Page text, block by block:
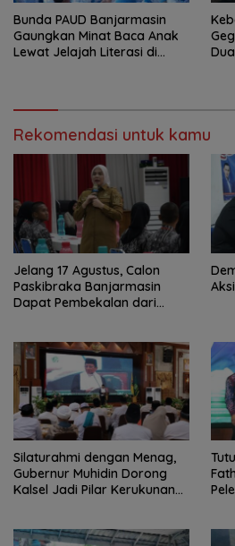
Bunda PAUD Banjarmasin
Gaungkan Minat Baca Anak
Lewat Jelajah Literasi di
Rekomendasi untuk kamu
Jelang 17 Agustus, Calon
Paskibraka Banjarmasin
Dapat Pembekalan dari
Silaturahmi dengan Menag,
Gubernur Muhidin Dorong
Kalsel Jadi Pilar Kerukunan